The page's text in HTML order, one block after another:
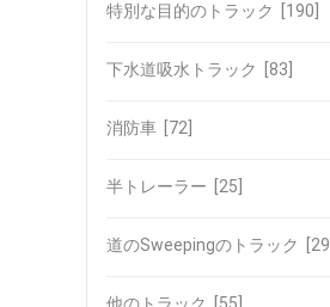
特別な目的のトラック [190]
下水道吸水トラック [83]
消防車 [72]
半トレーラー [25]
道のSweepingのトラック [29]